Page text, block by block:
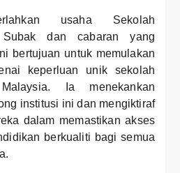
usaha Sekolah
Subak dan cabaran yang
bertujuan untuk memulakan
keperluan unik sekolah
Ia menekankan
institusi ini dan mengiktiraf
dalam memastikan akses
berkualiti bagi semua